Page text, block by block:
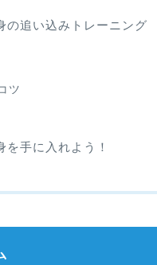
の追い込みトレーニング
ツ
手に入れよう！